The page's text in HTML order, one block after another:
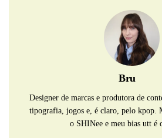
Bru
Designer de marcas e produtora de
tipografia, jogos e, é claro, pelo kpop.
o SHINee e meu bias utt é